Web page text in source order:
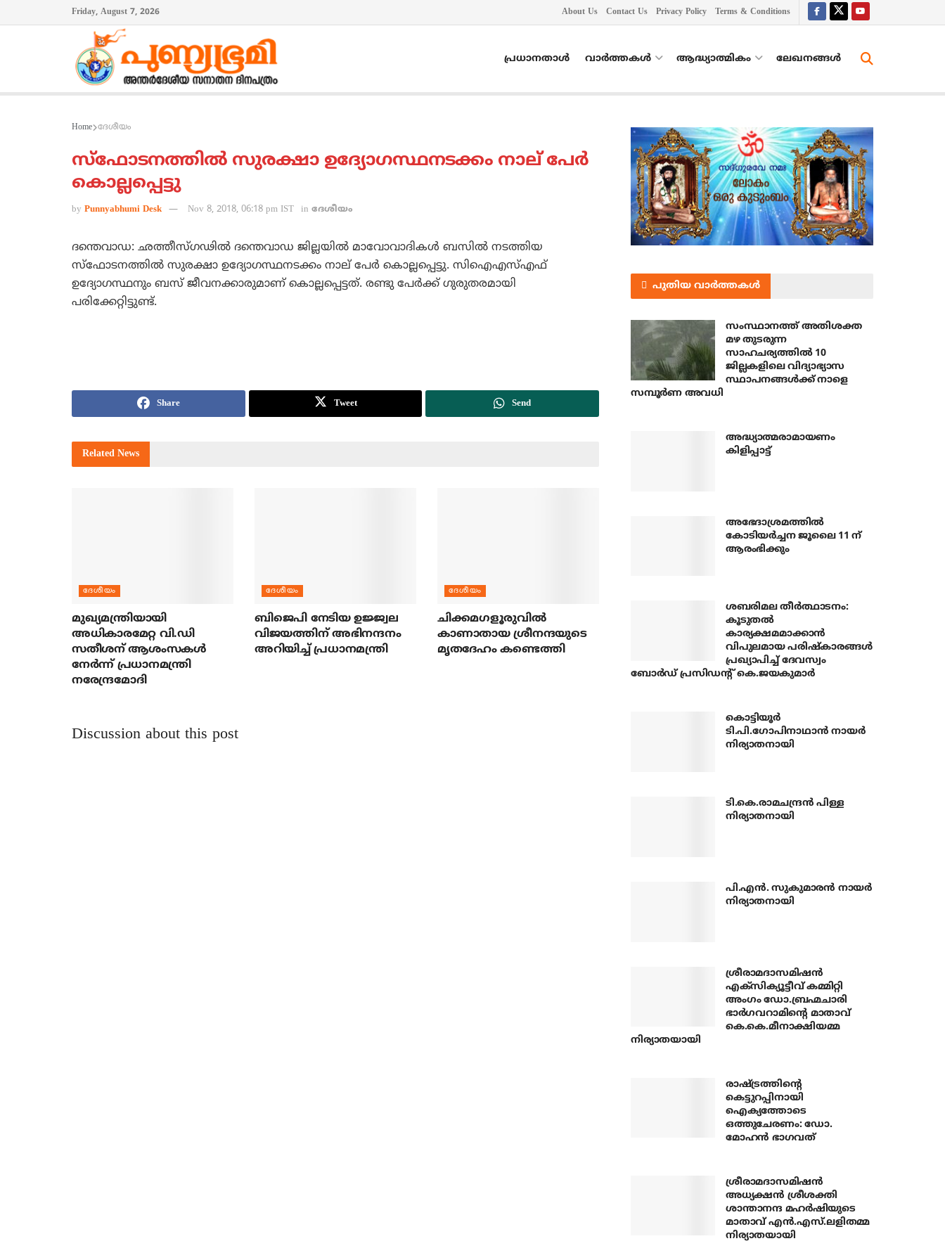
Friday, August 7, 2026 About Us Contact Us Privacy Policy Terms & Conditions
പ്രധാനതാൾ വാർത്തകൾ ആദ്ധ്യാത്മികം ലേഖനങ്ങള്‍
Home ദേശീയം
സ്‌ഫോടനത്തില്‍ സുരക്ഷാ ഉദ്യോഗസ്ഥനടക്കം നാല് പേര്‍
കൊല്ലപ്പെട്ടു
by Punnyabhumi Desk Nov 8, 2018, 06:18 pm IST in ദേശീയം
ദന്തെവാഡ: ഛത്തീസ്ഗഢില്‍ ദന്തെവാഡ ജില്ലയില്‍ മാവോവാദികള്‍ ബസില്‍ നടത്തിയ
സ്‌ഫോടനത്തില്‍ സുരക്ഷാ ഉദ്യോഗസ്ഥനടക്കം നാല് പേര്‍ കൊല്ലപ്പെട്ടു. സിഐഎസ്എഫ്
ഉദ്യോഗസ്ഥനും ബസ് ജീവനക്കാരുമാണ് കൊല്ലപ്പെട്ടത്. രണ്ടു പേര്‍ക്ക് ഗുരുതരമായി
പരിക്കേറ്റിട്ടുണ്ട്.
Share Tweet Send
Related News
ദേശീയം
മുഖ്യമന്ത്രിയായി
അധികാരമേറ്റ വി.ഡി
സതീശന് ആശംസകള്‍
നേര്‍ന്ന് പ്രധാനമന്ത്രി
നരേന്ദ്രമോദി
ദേശീയം
ബിജെപി നേടിയ ഉജ്ജ്വല
വിജയത്തിന് അഭിനന്ദനം
അറിയിച്ച് പ്രധാനമന്ത്രി
ദേശീയം
ചിക്കമഗളൂരുവില്‍
കാണാതായ ശ്രീനന്ദയുടെ
മൃതദേഹം കണ്ടെത്തി
Discussion about this post
പുതിയ വാർത്തകൾ
സംസ്ഥാനത്ത് അതിശക്ത
മഴ തുടരുന്ന
സാഹചര്യത്തിൽ 10
ജില്ലകളിലെ വിദ്യാഭ്യാസ
സ്ഥാപനങ്ങൾക്ക് നാളെ
സമ്പൂർണ അവധി
അദ്ധ്യാത്മരാമായണം
കിളിപ്പാട്ട്
അഭേദാശ്രമത്തില്‍
കോടിയര്‍ച്ചന ജൂലൈ 11 ന്
ആരംഭിക്കും
ശബരിമല തീര്‍ത്ഥാടനം:
കൂടുതല്‍
കാര്യക്ഷമമാക്കാന്‍
വിപുലമായ പരിഷ്‌കാരങ്ങള്‍
പ്രഖ്യാപിച്ച് ദേവസ്വം
ബോര്‍ഡ് പ്രസിഡന്റ് കെ.ജയകുമാര്‍
കൊട്ടിയൂര്‍
ടി.പി.ഗോപിനാഥാന്‍ നായര്‍
നിര്യാതനായി
ടി.കെ.രാമചന്ദ്രന്‍ പിള്ള
നിര്യാതനായി
പി.എന്‍. സുകുമാരന്‍ നായര്‍
നിര്യാതനായി
ശ്രീരാമദാസമിഷന്‍
എക്‌സിക്യൂട്ടീവ് കമ്മിറ്റി
അംഗം ഡോ.ബ്രഹ്മചാരി
ഭാര്‍ഗവറാമിന്റെ മാതാവ്
കെ.കെ.മീനാക്ഷിയമ്മ
നിര്യാതയായി
രാഷ്ട്രത്തിന്റെ
കെട്ടുറപ്പിനായി
ഐക്യത്തോടെ
ഒത്തുചേരണം: ഡോ.
മോഹന്‍ ഭാഗവത്
ശ്രീരാമദാസമിഷന്‍
അധ്യക്ഷന്‍ ശ്രീശക്തി
ശാന്താനന്ദ മഹര്‍ഷിയുടെ
മാതാവ് എന്‍.എസ്.ലളിതമ്മ
നിര്യാതയായി